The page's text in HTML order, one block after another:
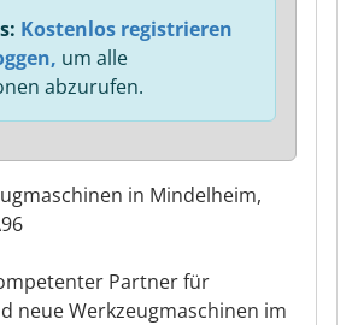
in Mindelheim,
Partner für
neue Werkzeugmaschinen im
Kostenlos registrieren
um alle
abzurufen.